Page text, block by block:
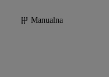
Manualna